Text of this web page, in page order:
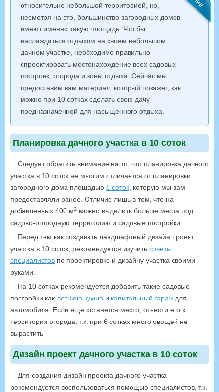
относительно небольшой территорией, но,
несмотря на это, большинство загородных домов
имеют именно такую площадь. Что бы
наслаждаться отдыхом на своем небольшом
дачном участке, необходимо правильно
спроектировать местонахождение всех садовых
построек, огорода и зоны отдыха. Сейчас мы
предоставим вам материал, который покажет, как
можно при 10 сотках сделать свою дачу
предназначенной для насыщенного отдыха.
Планировка дачного участка в 10 соток
Следует обратить внимание на то, что планировка дачного
участка в 10 соток не многим отличается от планировки
загородного дома площадью 6 соток , которую мы вам
предоставляли ранее. Отличие лишь в том, что на
добавленных 400 м2 можно выделить больше места под
садово-огородную территорию и садовые постройки.
Перед тем как создавать ландшафтный дизайн проект
участка в 10 соток, рекомендуется изучить советы
специалистов по проектировке и дизайну участка своими
руками.
На 10 сотках рекомендуется добавить такие садовые
постройки как летнюю кухню и капитальный гараж для
автомобиля. Если еще останется место, отнести его к
территории огорода, т.к. при 6 сотках много овощей не
вырастить.
Дизайн проект дачного участка в 10 соток
Для создания дизайн проекта дачного участка
рекомендуется воспользоваться помощью специалистов, т.к.